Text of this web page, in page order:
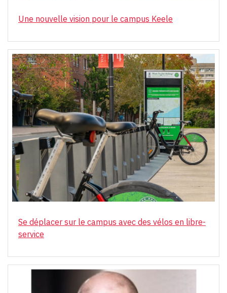
Une nouvelle vision pour le campus Keele
Se déplacer sur le campus avec des vélos en libre-
service